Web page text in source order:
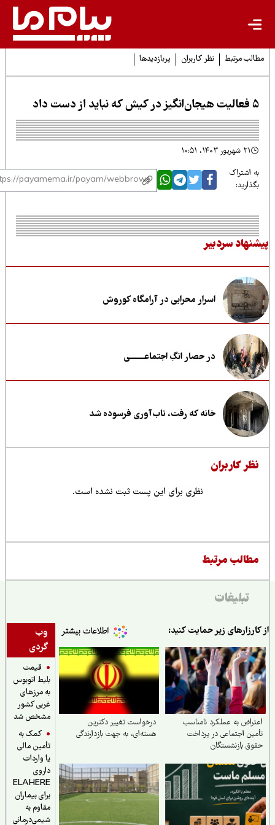
مرتبط نظر کاربران پربازدیدها
اشتراک
سردبیر
اسرار محرابی در آرامگاه کوروش
در حصار انگِ اجتماعــــــــی
خانه که رفت، تاب‌آوری فرسوده شد
کاربران
نظری برای این پست ثبت نشده است.
مرتبط
تبلیغات
وب
گردی
قیمت
بلیط اتوبوس
به مرزهای
غربی کشور
مشخص شد
کمک به
تأمین مالی
یا واردات
داروی
ELAHERE
برای بیماران
مقاوم به
شیمی‌درمانی
زیر حمایت کنید:
به عملکرد نامناسب
اجتماعی در پرداخت
بازنشستگان
درخواست تغییر دکترین
هسته‌ای، به جهت بازدارندگی